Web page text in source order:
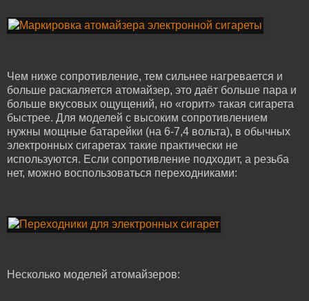
Чем ниже сопротивление, тем сильнее нагревается и
больше раскаляется атомайзер, это даёт больше пара и
больше вкусовых ощущений, но «горит» такая сигарета
быстрее. Для моделей с высоким сопротивлением
нужны мощные батарейки (на 6-7,4 вольта), в обычных
электронных сигаретах такие практически не
используются. Если сопротивление подходит, а резьба
нет, можно воспользоваться переходниками:
Несколько моделей атомайзеров: